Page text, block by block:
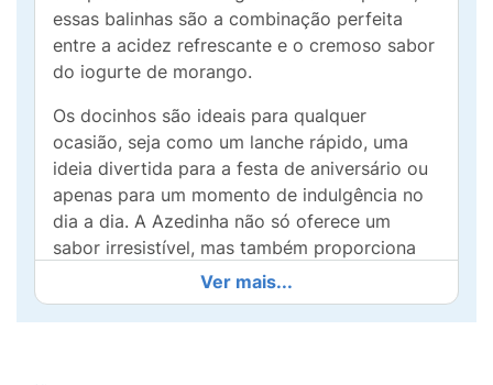
essas balinhas são a combinação perfeita
entre a acidez refrescante e o cremoso sabor
do iogurte de morango.
Os docinhos são ideais para qualquer
ocasião, seja como um lanche rápido, uma
ideia divertida para a festa de aniversário ou
apenas para um momento de indulgência no
dia a dia. A Azedinha não só oferece um
sabor irresistível, mas também proporciona
uma ótima experiência de mastigação,
tornando cada pedaço uma verdadeira
explosão de sabor.
Ver mais...